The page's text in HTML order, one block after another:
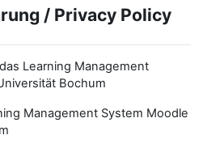
/ Privacy Policy
Learning Management
Bochum
Management System Moodle